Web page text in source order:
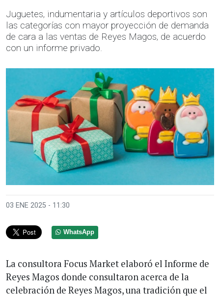
Juguetes, indumentaria y artículos deportivos son
las categorías con mayor proyección de demanda
de cara a las ventas de Reyes Magos, de acuerdo
con un informe privado.
03 ENE 2025 - 11:30
WhatsApp
La consultora Focus Market elaboró el Informe de
Reyes Magos donde consultaron acerca de la
celebración de Reyes Magos, una tradición que el